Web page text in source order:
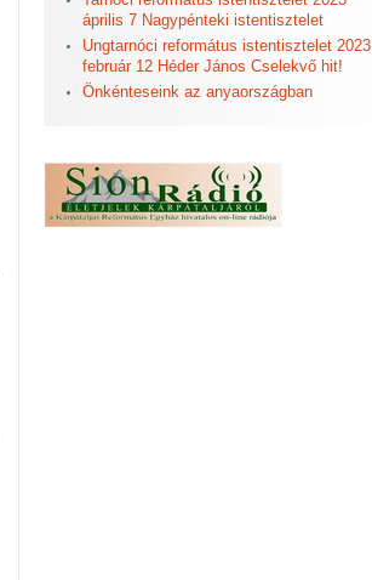
április 7 Nagypénteki istentisztelet
Ungtarnóci református istentisztelet 2023
február 12 Héder János Cselekvő hit!
Önkénteseink az anyaországban